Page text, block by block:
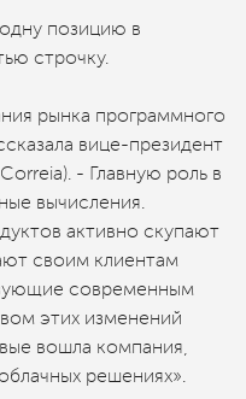
позицию в
строчку.
рынка программного
вице-президент
- Главную роль в
вычисления.
активно скупают
своим клиентам
современным
этих изменений
вошла компания,
решениях».